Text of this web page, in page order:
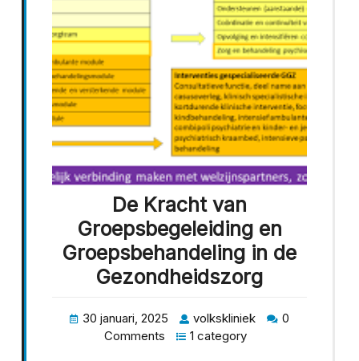
De Kracht van
Groepsbegeleiding en
Groepsbehandeling in de
Gezondheidszorg
30 januari, 2025 volkskliniek
0
Comments
1 category